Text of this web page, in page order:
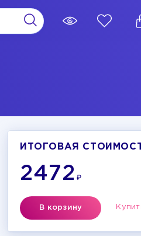
ИТОГОВАЯ
2472 ₽
В корзину